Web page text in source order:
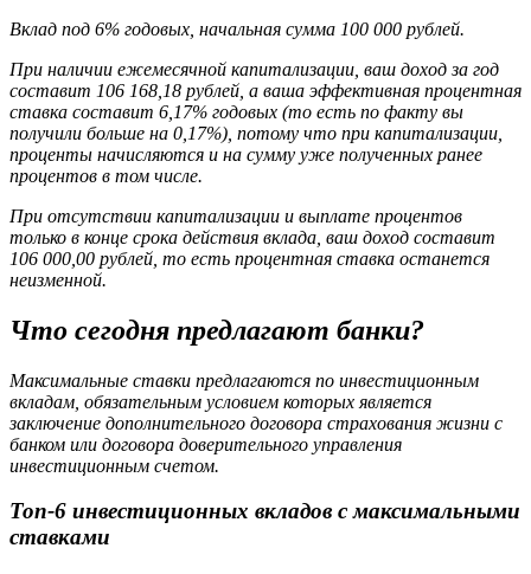
Вклад под 6% годовых, начальная сумма 100 000 рублей.
При наличии ежемесячной капитализации, ваш доход за год
составит 106 168,18 рублей, а ваша эффективная процентная
ставка составит 6,17% годовых (то есть по факту вы
получили больше на 0,17%), потому что при капитализации,
проценты начисляются и на сумму уже полученных ранее
процентов в том числе.
При отсутствии капитализации и выплате процентов
только в конце срока действия вклада, ваш доход составит
106 000,00 рублей, то есть процентная ставка останется
неизменной.
Что сегодня предлагают банки?
Максимальные ставки предлагаются по инвестиционным
вкладам, обязательным условием которых является
заключение дополнительного договора страхования жизни с
банком или договора доверительного управления
инвестиционным счетом.
Топ-6 инвестиционных вкладов с максимальными
ставками